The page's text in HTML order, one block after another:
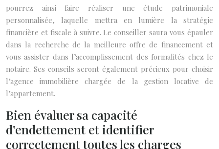
pourrez ainsi faire réaliser une étude patrimoniale
personnalisée, laquelle mettra en lumière la stratégie
financière et fiscale à suivre. Le conseiller saura vous épauler
dans la recherche de la meilleure offre de financement et
vous assister dans l’accomplissement des formalités chez le
notaire. Ses conseils seront également précieux pour choisir
l’agence immobilière chargée de la gestion locative de
l’appartement.
Bien évaluer sa capacité
d’endettement et identifier
correctement toutes les charges